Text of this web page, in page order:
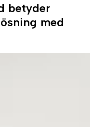
betyder
med